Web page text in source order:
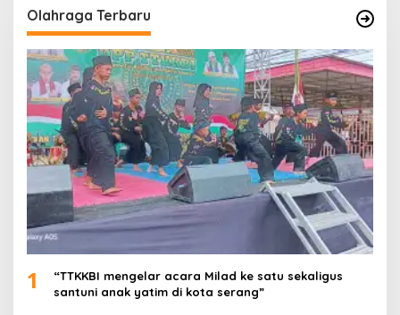
Olahraga Terbaru
1
“TTKKBI mengelar acara Milad ke satu sekaligus
santuni anak yatim di kota serang”